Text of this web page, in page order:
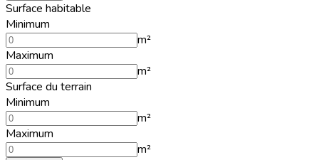
Surface habitable
Minimum
m²
Maximum
m²
Surface du terrain
Minimum
m²
Maximum
m²